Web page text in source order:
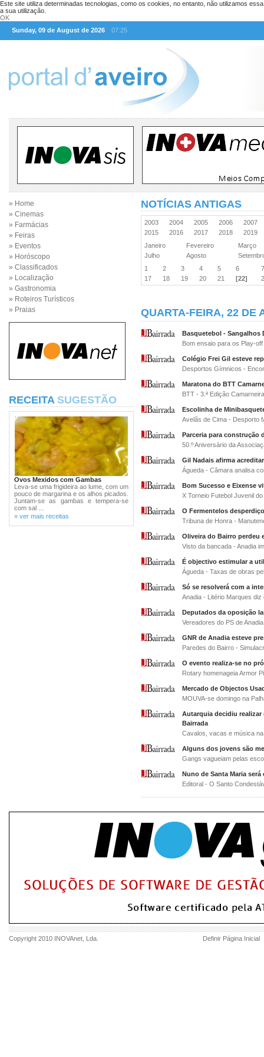
Este site utiliza determinadas tecnologias, como os cookies, no entanto, não utilizamos
a sua utilização.
OK
Sunday, 09 de August de 2026
07:25
» Home
» Cinemas
» Farmácias
» Feiras
» Eventos
» Horóscopo
» Classificados
» Localização
» Gastronomia
» Roteiros Turísticos
» Praias
RECEITA SUGESTÃO
Ovos Mexidos com Gambas
Leva-se uma frigideira ao lume, com um
pouco de margarina e os alhos picados.
Juntam-se as gambas e tempera-se
com sal ...
» ver mais receitas
NOTÍCIAS ANTIGAS
2003 2004 2005 2006
2007
2015
2016 2017 2018
2019
Janeiro
Fevereiro
Março
Julho
Agosto
1
2 3 4 5 6
17
18 19 20 21 [22]
QUARTA-FEIRA, 22 DE
Basquetebol - Sangalhos
Bom ensaio para os Play-off
Colégio Frei Gil esteve
Desportos Gímnicos -
Maratona do BTT
BTT - 3.ª Edição Camarneira
Escolinha de
Avelãs de Cima - Desporto
Parceria para construção
50.º Aniversário da
Gil Nadais afirma
Águeda - Câmara analisa
Bom Sucesso e Eixense
X Torneio Futebol Juvenil
O Fermentelos
Tribuna de Honra -
Oliveira do Bairro perdeu
Visto da bancada - Anadia
É objectivo estimular a
Águeda - Taxas de obras
Só se resolverá com a
Anadia - Litério Marques
Deputados da oposição
Vereadores do PS de
GNR de Anadia esteve
Paredes do Bairro -
O evento realiza-se no
Rotary homenageia Armor
Mercado de Objectos
MOUVA-se domingo na
Autarquia decidiu realizar
Bairrada
Cavalos, vacas e música
Alguns dos jovens são
Gangs vagueiam pelas
Nuno de Santa Maria
Editoral - O Santo
Copyright 2010 INOVAnet , Lda. Definir Página Inicial